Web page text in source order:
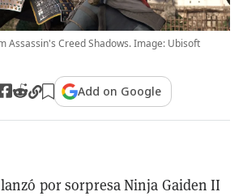
Assassin's Creed Shadows. Image: Ubisoft
Add on Google
por sorpresa Ninja Gaiden II